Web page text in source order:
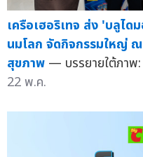
เครือเฮอริเทจ ส่ง 'บลูไ
นมโลก จัดกิจกรรมใหญ่
สุขภาพ — บรรยายใต้ภาพ
22 พ.ค.